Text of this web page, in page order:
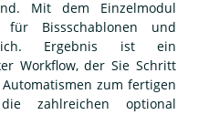
Mit dem Einzelmodul
Bissschablonen und
Ergebnis ist ein
Workflow, der Sie Schritt
zum fertigen
zahlreichen optional